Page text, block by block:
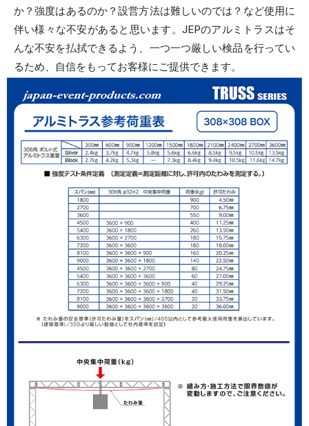
か？強度はあるのか？設営方法は難しいのでは？など使用に
伴い様々な不安があると思います。JEPのアルミトラスはそ
んな不安を払拭できるよう、一つ一つ厳しい検品を行ってい
るため、自信をもってお客様にご提供できます。